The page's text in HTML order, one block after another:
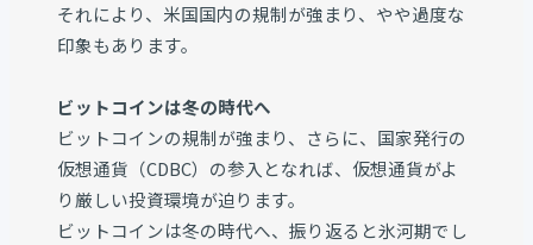
それにより、米国国内の規制が強まり、やや過度な
印象もあります。
ビットコインは冬の時代へ
ビットコインの規制が強まり、さらに、国家発行の
仮想通貨（CDBC）の参入となれば、仮想通貨がよ
り厳しい投資環境が迫ります。
ビットコインは冬の時代へ、振り返ると氷河期でし